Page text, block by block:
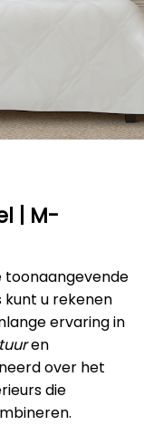
| M-
toonaangevende
kunt u rekenen
ervaring in
en
over het
die